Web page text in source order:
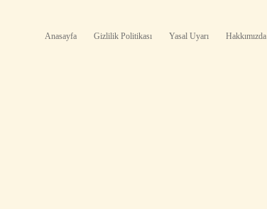
Anasayfa Gizlilik Politikası Yasal Uyarı Hakkımızda